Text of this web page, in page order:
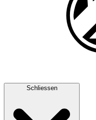
Schliessen